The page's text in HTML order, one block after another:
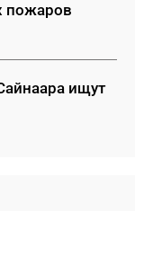
пожаров
ищут